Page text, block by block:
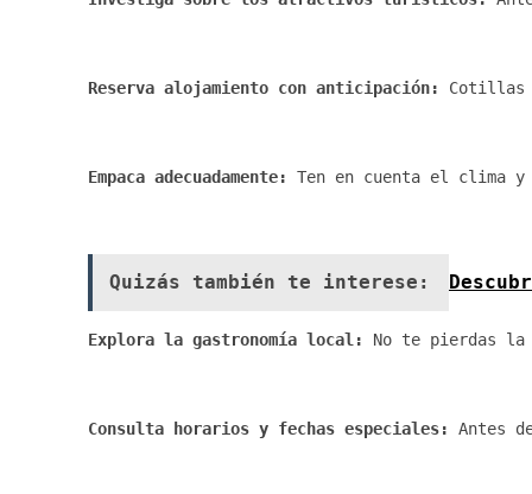
Reserva alojamiento con anticipación: Cotillas
Empaca adecuadamente: Ten en cuenta el clima
Quizás también te interese:
Explora la gastronomía local: No te pierdas
Consulta horarios y fechas especiales: Antes